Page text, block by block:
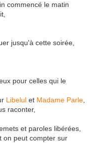
commencé le matin
jusqu'à cette soirée,
pour celles qui le
Libelul et Madame Parle
raconter,
et paroles libérées,
on peut compter sur